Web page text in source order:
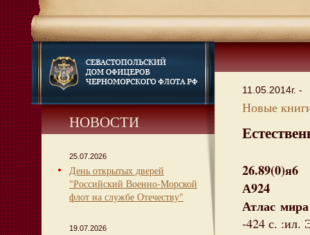
НОВОСТИ
25.07.2026
День открытых дверей
"Российский Военно-Морской
флот на службе Отечеству"
19.07.2026
11.05.2014г. -
Новые
26.89(0)я6
А924
Атлас мира
-424 с. :ил.